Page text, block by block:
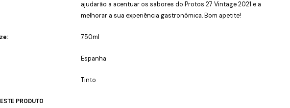
ajudarão a acentuar os sabores do Protos 27 Vintage 2021 e a
melhorar a sua experiência gastronómica. Bom apetite!
750ml
Espanha
Tinto
PRODUTO